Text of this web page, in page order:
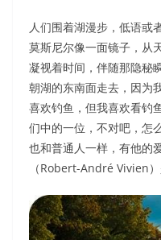
人们围着湖漫步，低语或
莫斯尼尔像一面镜子，从
凝视着时间，伴随那隐秘
朝湖的东南面走去，因为
喜欢钓鱼，但我喜欢看钓
们中的一位，不对吧，怎
也和普通人一样，有他的
（Robert-André Vivien